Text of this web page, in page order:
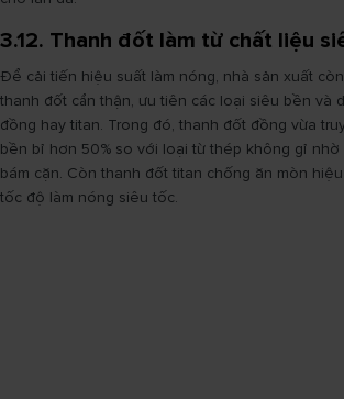
3.12. Thanh đốt làm từ chất liệu
Để cải tiến hiệu suất làm nóng, nhà sản xuất
thanh đốt cẩn thận, ưu tiên các loại siêu bền và
đồng hay titan. Trong đó, thanh đốt đồng vừa
bền bỉ hơn 50% so với loại từ thép không gỉ
bám cặn. Còn thanh đốt titan chống ăn mòn
tốc độ làm nóng siêu tốc.